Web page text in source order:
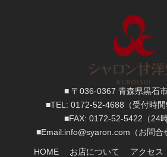
■ 〒036-0367 青森県黒石
■TEL: 0172-52-4688 （受付時
■FAX: 0172-52-5422 （24
■Email:info@syaron.com （お問
HOME お店について アクセス